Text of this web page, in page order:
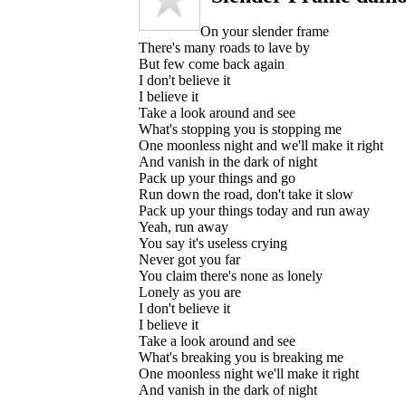
On your slender frame
There's many roads to lave by
But few come back again
I don't believe it
I believe it
Take a look around and see
What's stopping you is stopping me
One moonless night and we'll make it right
And vanish in the dark of night
Pack up your things and go
Run down the road, don't take it slow
Pack up your things today and run away
Yeah, run away
You say it's useless crying
Never got you far
You claim there's none as lonely
Lonely as you are
I don't believe it
I believe it
Take a look around and see
What's breaking you is breaking me
One moonless night we'll make it right
And vanish in the dark of night